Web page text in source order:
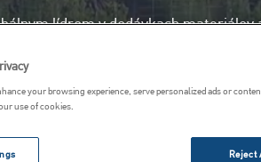
lídrom v dodávkach
your browsing experience, serve personalized ads or
use of cookies.
Reject